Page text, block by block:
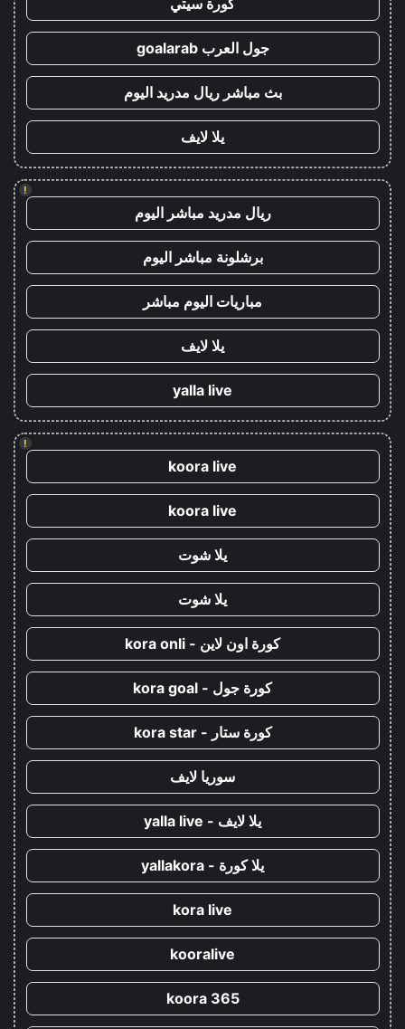
كورة سيتي
جول العرب goalarab
بث مباشر ريال مدريد اليوم
يلا لايف
!
ريال مدريد مباشر اليوم
برشلونة مباشر اليوم
مباريات اليوم مباشر
يلا لايف
yalla live
!
koora live
koora live
يلا شوت
يلا شوت
كورة اون لاين - kora onli
كورة جول - kora goal
كورة ستار - kora star
سوريا لايف
يلا لايف - yalla live
يلا كورة - yallakora
kora live
kooralive
koora 365